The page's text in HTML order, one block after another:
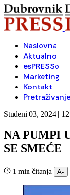
Naslovna
Aktualno
esPRESSo
Marketing
Kontakt
Pretraživanje
Studeni 03, 2024 |
NA PUMPI
SE SMEĆE
1 min čitanja A-